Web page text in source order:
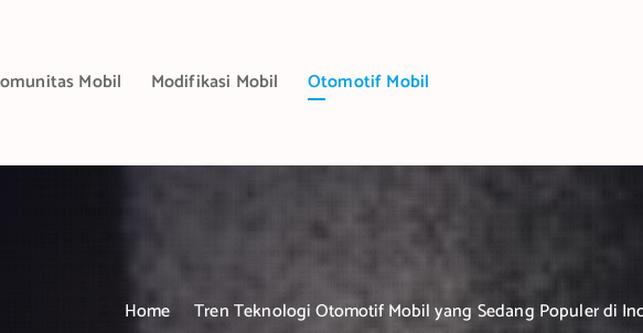
Mobil Modifikasi Mobil Otomotif Mobil
Home Tren Teknologi Otomotif Mobil yang Sedang Populer di